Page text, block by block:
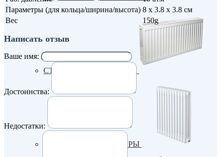
СТАЛЬНЫЕ РАДИАТОРЫ
ТРУБЧАТЫЕ РАДИАТОРЫ
Параметры (для кольца/ширина/высота) 8 x 3.8 x 3.8 см
Вес
150g
Написать отзыв
Ваше имя:
Достоинства:
Недостатки: